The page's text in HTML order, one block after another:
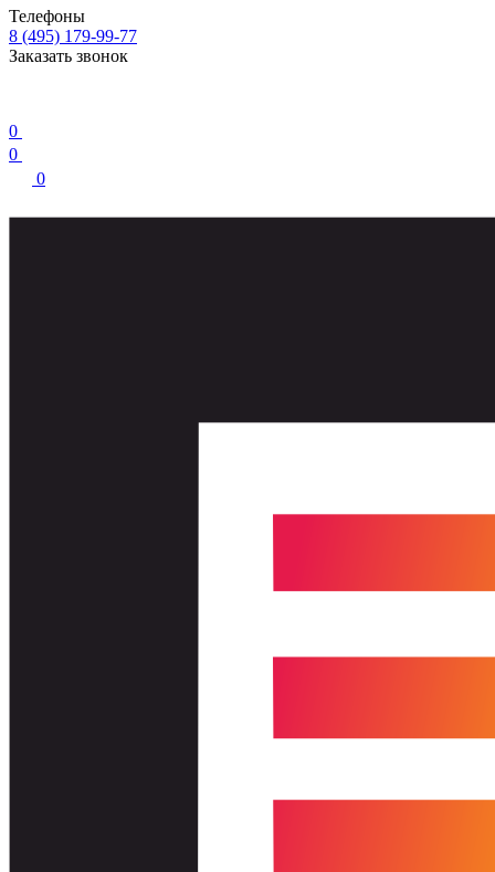
Телефоны
8 (495) 179-99-77
Заказать звонок
0
0
0